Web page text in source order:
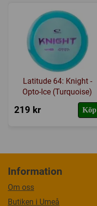
Latitude 64: Knight -
Opto-Ice (Turquoise)
219 kr Köp
Information
Om oss
Butiken i Umeå